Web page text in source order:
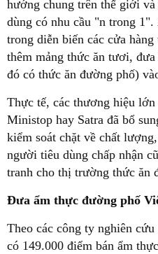
hướng chung trên thế giới
dùng có nhu cầu "n trong
trong diễn biến các cửa
thêm mảng thức ăn tươi,
đó có thức ăn đường phố)
Thực tế, các thương hiệu
Ministop hay Satra đã bổ
kiểm soát chặt về chất
người tiêu dùng chấp nhận
tranh cho thị trường thức ăn
Đưa ẩm thực đường phố
Theo các công ty nghiên
có 149.000 điểm bán ẩm